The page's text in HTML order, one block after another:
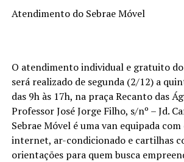
Atendimento do Sebrae Móvel
O atendimento individual e gratuito
será realizado de segunda (2/12) a
das 9h às 17h, na praça Recanto das
Professor José Jorge Filho, s/nº – Jd.
Sebrae Móvel é uma van equipada
internet, ar-condicionado e cartilhas
orientações para quem busca